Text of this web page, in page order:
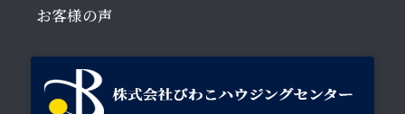
お客様の声